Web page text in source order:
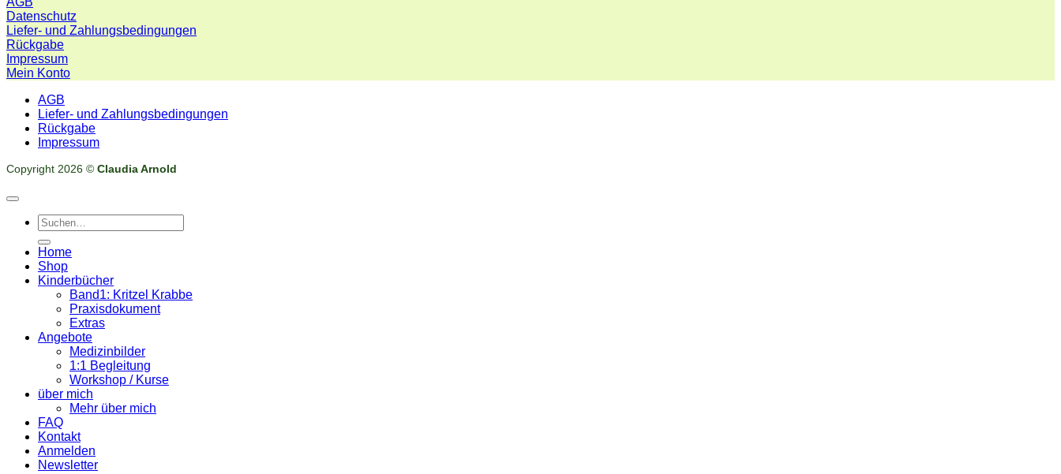
Datenschutz
Liefer- und Zahlungsbedingungen
Rückgabe
Impressum
Mein Konto
AGB
Liefer- und Zahlungsbedingungen
Rückgabe
Impressum
Copyright 2026 © Claudia Arnold
Suchen
nach:
Home
Shop
Kinderbücher
Band1: Kritzel Krabbe
Praxisdokument
Extras
Angebote
Medizinbilder
1:1 Begleitung
Workshop / Kurse
über mich
Mehr über mich
FAQ
Kontakt
Anmelden
Newsletter